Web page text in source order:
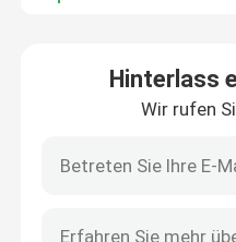
Fordern Sie ein Zitat
Reisfarbsortierer
Kornfarbsortierer
Hinterlass
Wir rufen